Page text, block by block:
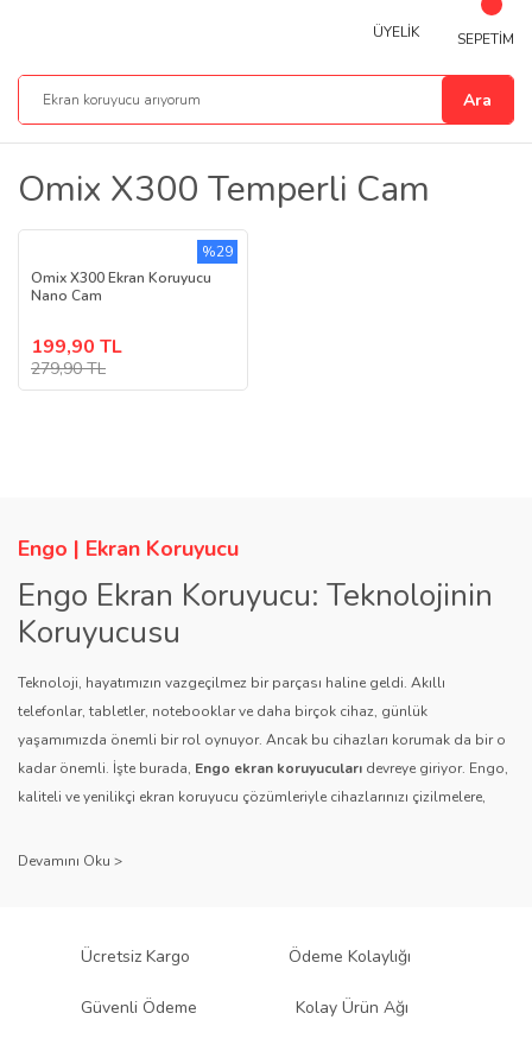
Ara
ÜYELİK SEPETİM
Omix X300 Temperli Cam
Omix X300 Ekran Koruyucu
Nano Cam
199,90 TL
279,90 TL
%29
Engo | Ekran Koruyucu
Engo Ekran Koruyucu: Teknolojinin
Koruyucusu
Teknoloji, hayatımızın vazgeçilmez bir parçası haline geldi. Akıllı
telefonlar, tabletler, notebooklar ve daha birçok cihaz, günlük
yaşamımızda önemli bir rol oynuyor. Ancak bu cihazları korumak da bir o
kadar önemli. İşte burada, Engo ekran koruyucuları devreye giriyor. Engo,
kaliteli ve yenilikçi ekran koruyucu çözümleriyle cihazlarınızı çizilmelere,
sağlıyor.
Engo ekran koruyucuları
, uzun yıllara dayanan tecrübesi ve teknolojiye
ürününü titiz bir kalite kontrol sürecinden geçirir. Kullanıcı dostu tasarımı
Ücretsiz Kargo Ödeme Kolaylığı
Güvenli Ödeme Kolay Ürün Ağı